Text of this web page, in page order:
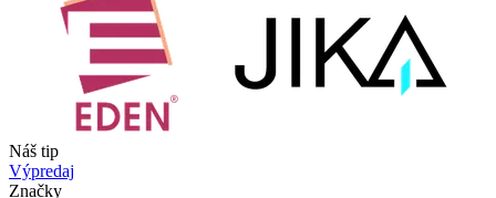
Náš tip
Výpredaj
Značky